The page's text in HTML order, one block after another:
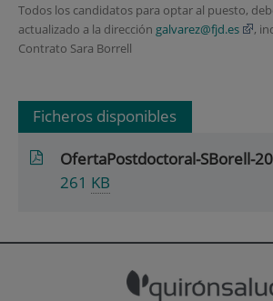
Todos los candidatos para optar al puesto,
actualizado a la dirección galvarez@fjd.es
,
Contrato Sara Borrell
Ficheros disponibles
OfertaPostdoctoral-SBorell-
261 KB